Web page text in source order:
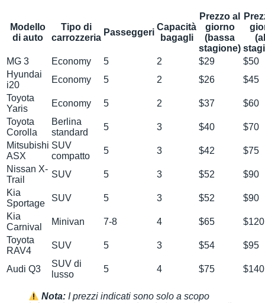
Modello
di auto
Tipo di
carrozzeria
Passeggeri
Capacità
bagagli
Prezzo al
giorno
(bassa
stagione)
MG 3
Economy 5 2 $29
$50
Hyundai
i20
Economy 5 2 $26
$45
Toyota
Yaris
Economy 5 2 $37
$60
Toyota
Corolla
Berlina
standard
5 3 $40
$70
Mitsubishi
ASX
SUV
compatto
5 3 $42
$75
Nissan X-
Trail
SUV 5 3 $52
$90
Kia
Sportage
SUV 5 3 $52
$90
Kia
Carnival
Minivan 7-8 4 $65
$120
Toyota
RAV4
SUV 5 3 $54 $95
Audi Q3
SUV di
lusso
5 4 $75 $140
Nota: I prezzi indicati sono solo a scopo